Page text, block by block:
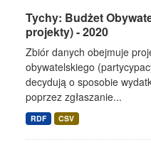
Tychy: Budżet
projekty) - 2020
Zbiór danych obejmuje
obywatelskiego
decydują o sposobie
poprzez zgłaszanie...
RDF CSV